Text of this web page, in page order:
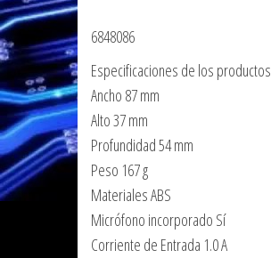
6848086
Especificaciones de los productos
Ancho 87 mm
Alto 37 mm
Profundidad 54 mm
Peso 167 g
Materiales ABS
Micrófono incorporado Sí
Corriente de Entrada 1.0 A